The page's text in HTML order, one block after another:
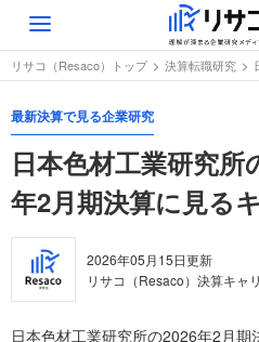
Toggle
navigation
リサコ（Resaco）トップ 決算転職研究
最新決算で見る企業研究
日本色材工業研究
年2月期決算に見る
2026年05月15日更新
リサコ（Resaco）決算キャ
日本色材工業研究所の2026年2月